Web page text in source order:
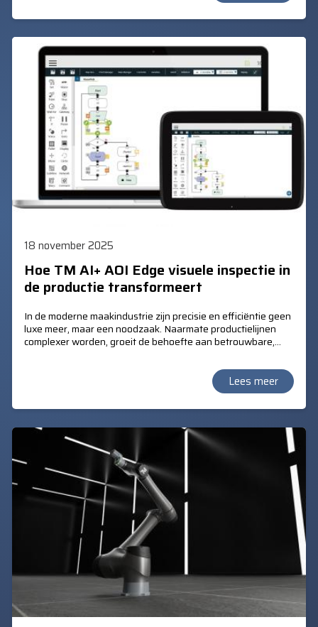
18 november 2025
Hoe TM AI+ AOI Edge visuele inspectie in
de productie transformeert
In de moderne maakindustrie zijn precisie en efficiëntie geen
luxe meer, maar een noodzaak. Naarmate productielijnen
complexer worden, groeit de behoefte aan betrouwbare,
geavanceerde vision-software van Techman, biedt een
revolutionaire oplossing voor visuele inspectie.Lees meer